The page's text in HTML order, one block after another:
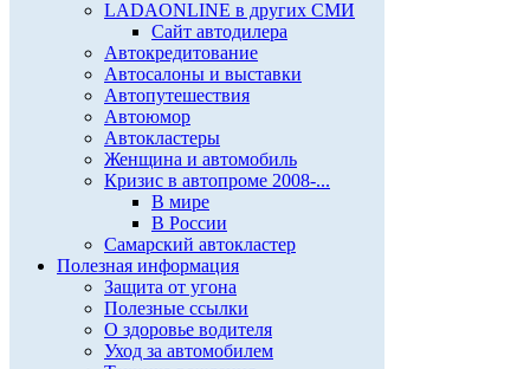
LADAONLINE в других СМИ
Сайт автодилера
Автокредитование
Автосалоны и выставки
Автопутешествия
Автоюмор
Автокластеры
Женщина и автомобиль
Кризис в автопроме 2008-...
В мире
В России
Самарский автокластер
Полезная информация
Защита от угона
Полезные ссылки
О здоровье водителя
Уход за автомобилем